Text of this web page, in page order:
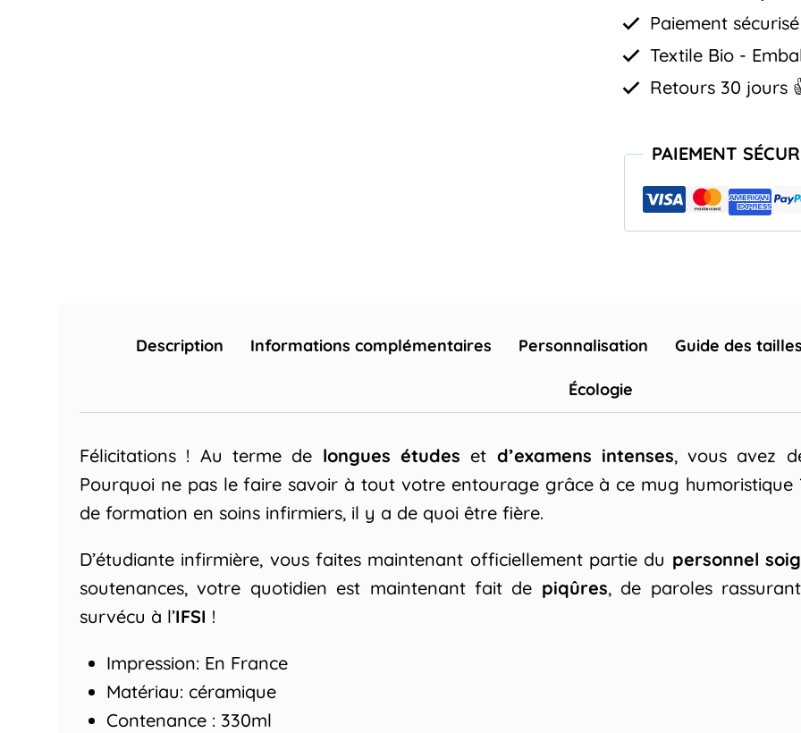
Paiement sécurisé
Textile Bio -
Retours 30 jours
PAIEMENT
Description Informations complémentaires Personnalisation Guide des
Écologie
Félicitations ! Au terme de longues études et d’examens intenses, vous avez
Pourquoi ne pas le faire savoir à tout votre entourage grâce à ce mug
de formation en soins infirmiers, il y a de quoi être fière.
D’étudiante infirmière, vous faites maintenant officiellement partie du personnel
soutenances, votre quotidien est maintenant fait de piqûres, de paroles
survécu à l’IFSI !
Impression: En France
Matériau: céramique
Contenance : 330ml